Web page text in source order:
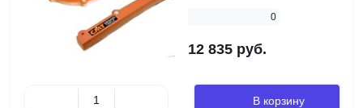
0
12 835 руб.
В корзину